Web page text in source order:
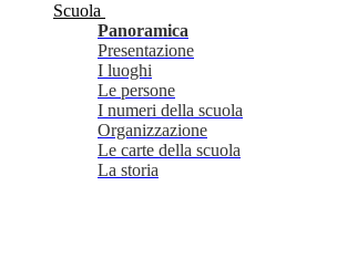
Scuola
Panoramica
Presentazione
I luoghi
Le persone
I numeri della scuola
Organizzazione
Le carte della scuola
La storia